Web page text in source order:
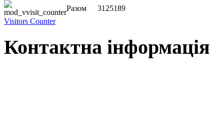
Разом
3125189
Visitors Counter
Контактна інформація